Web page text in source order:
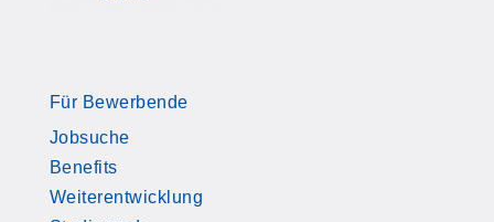
Für Bewerbende
Jobsuche
Benefits
Weiterentwicklung